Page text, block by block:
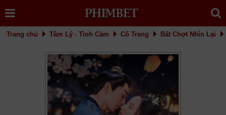
Trang chủ Tâm Lý - Tình Cảm Cổ Trang Bất Chợt Nhìn Lại